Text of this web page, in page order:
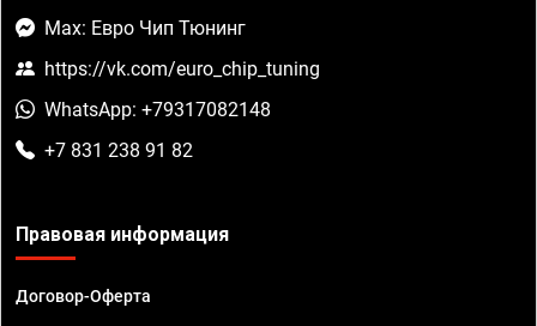
Max: Евро Чип Тюнинг
https://vk.com/euro_chip_tuning
WhatsApp: +79317082148
+7 831 238 91 82
Правовая информация
Договор-Оферта